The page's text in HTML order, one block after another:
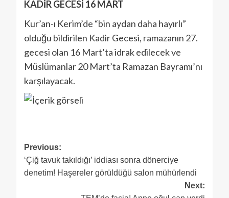
KADİR GECESİ 16 MART
Kur’an-ı Kerim’de “bin aydan daha hayırlı”
olduğu bildirilen Kadir Gecesi, ramazanın 27.
gecesi olan 16 Mart’ta idrak edilecek ve
Müslümanlar 20 Mart’ta Ramazan Bayramı’nı
karşılayacak.
Previous:
‘Çiğ tavuk takıldığı’ iddiası sonra dönerciye
denetim! Haşereler görüldüğü salon mühürlendi
Next: